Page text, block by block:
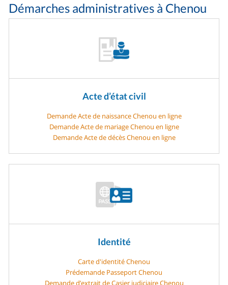
Démarches administratives à Chenou
Acte d’état civil
Demande Acte de naissance Chenou en ligne
Demande Acte de mariage Chenou en ligne
Demande Acte de décès Chenou en ligne
Identité
Carte d'identité Chenou
Prédemande Passeport Chenou
Demande d’extrait de Casier judiciaire Chenou